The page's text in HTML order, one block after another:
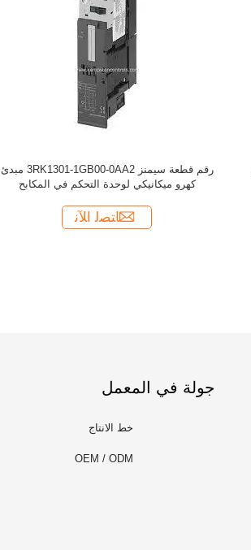
رقم قطعة سيمنز 3RK1301-1GB00-0AA2 مبدئ
كهرو ميكانيكي لوحدة التحكم في المكابح
ﺎﺘﺼﻟ ﺍﻶﻧ
جولة في المعمل
خط الانتاج
OEM / ODM